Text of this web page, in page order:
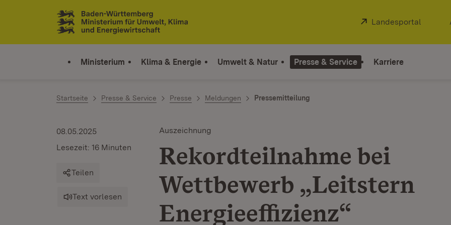
Zum Inhalt springen
Link zur Startseite
Extern:
Landesportal
Ministerium Klima & Energie Umwelt & Natur Presse & Service Karriere
Startseite Presse & Service Presse Meldungen Pressemitteilung
Auszeichnung
Rekordteilnahme bei
Wettbewerb „Leitstern
Energieeffizienz“
08.05.2025
Lesezeit: 16 Minuten
Teilen
Text vorlesen